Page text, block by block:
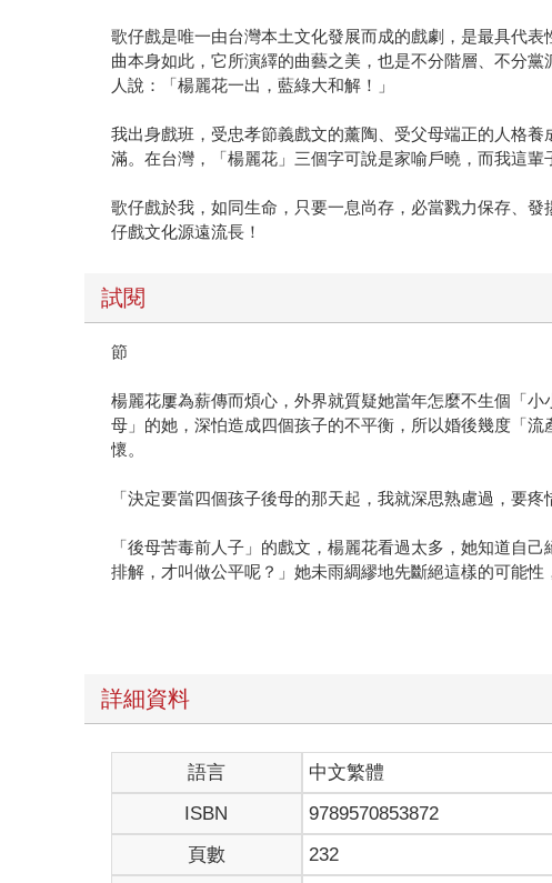
歌仔戲是唯一由台灣本土文化發展而成的戲劇，是最具代
曲本身如此，它所演繹的曲藝之美，也是不分階層、不分
人說：「楊麗花一出，藍綠大和解！」
我出身戲班，受忠孝節義戲文的薰陶、受父母端正的人格
滿。在台灣，「楊麗花」三個字可說是家喻戶曉，而我這
歌仔戲於我，如同生命，只要一息尚存，必當戮力保存、
仔戲文化源遠流長！
試閱
節
楊麗花屢為薪傳而煩心，外界就質疑她當年怎麼不生個「
母」的她，深怕造成四個孩子的不平衡，所以婚後幾度「
懷。
「決定要當四個孩子後母的那天起，我就深思熟慮過，要
「後母苦毒前人子」的戲文，楊麗花看過太多，她知道自
排解，才叫做公平呢？」她未雨綢繆地先斷絕這樣的可能
楊麗花放棄生兒育女的機會，把全部母愛奉獻給四個孩子
育的需求。儘管有很多朋友說她傻、說她犧牲太大，但楊
孩子們對「阿姨」的付出，自然有感，也能適時回饋。像
為了照顧在夏威夷唸書的小兒子洪士棋，不諳英文的楊麗
「孩子想念台灣小吃的黑白切，把血淋淋的大牛心當豬心
詳細資料
語言 中文繁體
ISBN
9789570853872
頁數
232